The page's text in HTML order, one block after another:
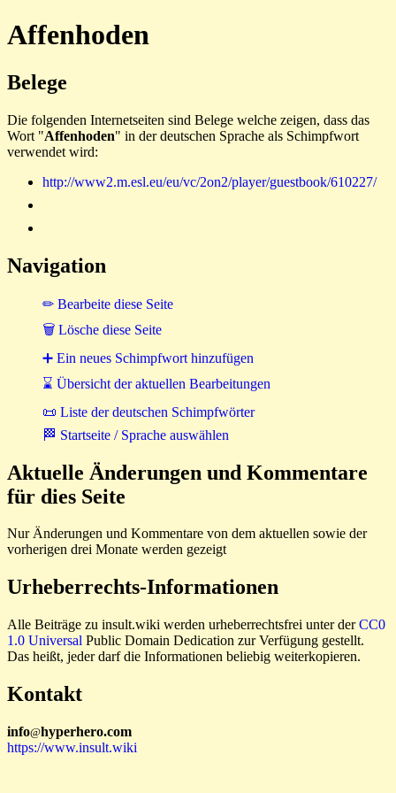
Affenhoden
Belege
Die folgenden Internetseiten sind Belege welche zeigen, dass das
Wort "Affenhoden" in der deutschen Sprache als Schimpfwort
verwendet wird:
http://www2.m.esl.eu/eu/vc/2on2/player/guestbook/610227/
Navigation
✏ Bearbeite diese Seite
🗑 Lösche diese Seite
➕ Ein neues Schimpfwort hinzufügen
⌛ Übersicht der aktuellen Bearbeitungen
📜 Liste der deutschen Schimpfwörter
🏁 Startseite / Sprache auswählen
Aktuelle Änderungen und Kommentare
für dies Seite
Nur Änderungen und Kommentare von dem aktuellen sowie der
vorherigen drei Monate werden gezeigt
Urheberrechts-Informationen
Alle Beiträge zu insult.wiki werden urheberrechtsfrei unter derCC0
1.0 Universal Public Domain Dedication zur Verfügung gestellt.
Das heißt, jeder darf die Informationen beliebig weiterkopieren.
Kontakt
info@hyperhero.com
https://www.insult.wiki